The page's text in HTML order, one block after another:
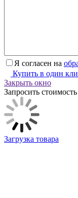
Я согласен на
Купить в один
Закрыть окно
Запросить стоимость
Загрузка товара